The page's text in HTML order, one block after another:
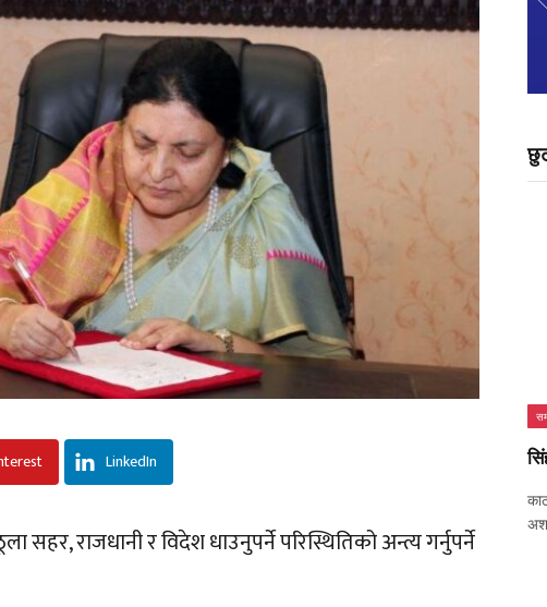
LinkedIn
सहर, राजधानी र विदेश धाउनुपर्ने परिस्थितिको अन्त्य गर्नुपर्ने